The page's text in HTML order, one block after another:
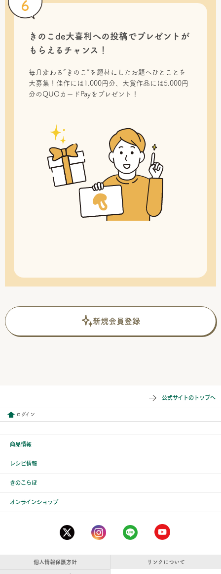
きのこde大喜利への投稿でプレゼントが
もらえるチャンス！
毎月変わる“きのこ”を題材にしたお題へひとことを
大募集！佳作には1,000円分、大賞作品には5,000円
分のQUOカードPayをプレゼント！
新規会員登録
公式サイトのトップへ
ログイン
商品情報
レシピ情報
きのこらぼ
オンラインショップ
個人情報保護方針 リンクについて